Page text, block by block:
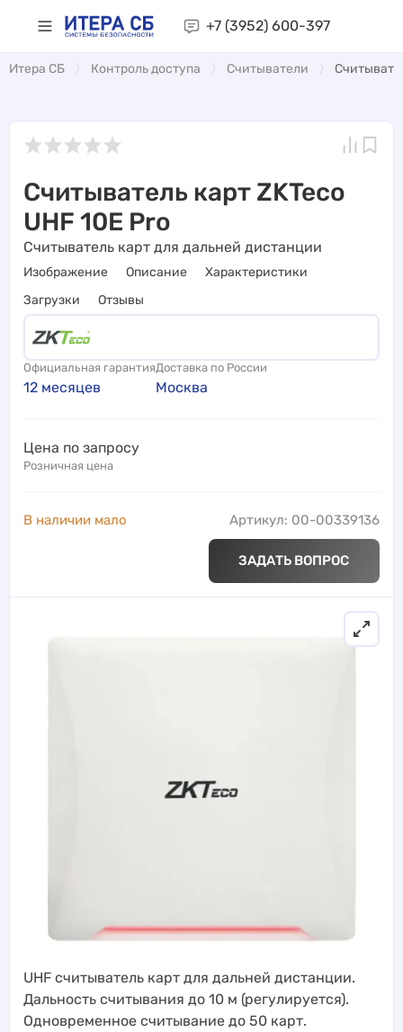
+7 (3952) 600-397
Итера СБ Контроль доступа Считыватели
Считыватель карт ZKTeco
UHF 10E Pro
Считыватель карт для дальней дистанции
Изображение Описание
Характеристики
Загрузки
Отзывы
Официальная гарантия
12 месяцев
Доставка по России
Москва
Цена по запросу
Розничная цена
В наличии мало Артикул: 00-00339136
ЗАДАТЬ ВОПРОС
UHF считыватель карт для дальней дистанции.
Дальность считывания до 10 м (регулируется).
Одновременное считывание до 50 карт.